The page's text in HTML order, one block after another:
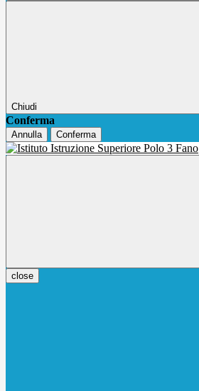
Chiudi
Conferma
Annulla Conferma
close